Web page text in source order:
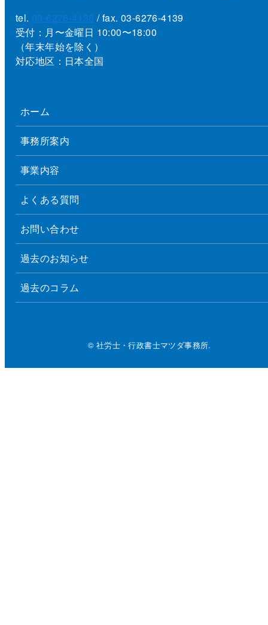
tel. 03-6276-4138 / fax. 03-6276-4139
受付：月〜金曜日 10:00〜18:00
（年末年始を除く）
対応地区：日本全国
ホーム
事務所案内
事業内容
よくある質問
お問い合わせ
過去のお知らせ
過去のコラム
© 社労士・行政書士マツダ事務所.